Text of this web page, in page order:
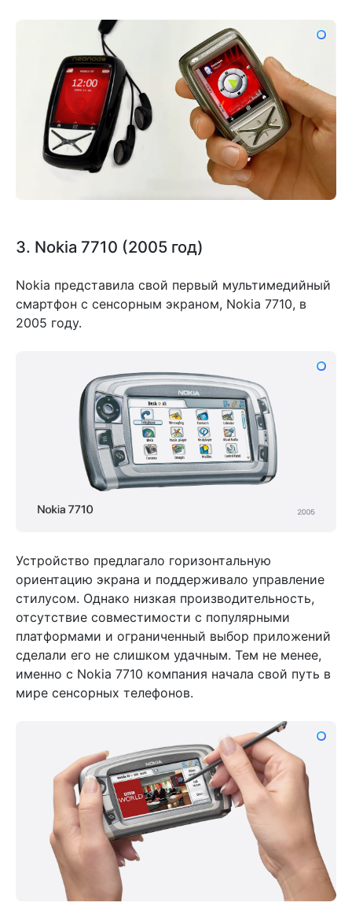
3. Nokia 7710 (2005 год)
Nokia представила свой первый мультимедийный
смартфон с сенсорным экраном, Nokia 7710, в
2005 году.
Устройство предлагало горизонтальную
ориентацию экрана и поддерживало управление
стилусом. Однако низкая производительность,
отсутствие совместимости с популярными
платформами и ограниченный выбор приложений
сделали его не слишком удачным. Тем не менее,
именно с Nokia 7710 компания начала свой путь в
мире сенсорных телефонов.